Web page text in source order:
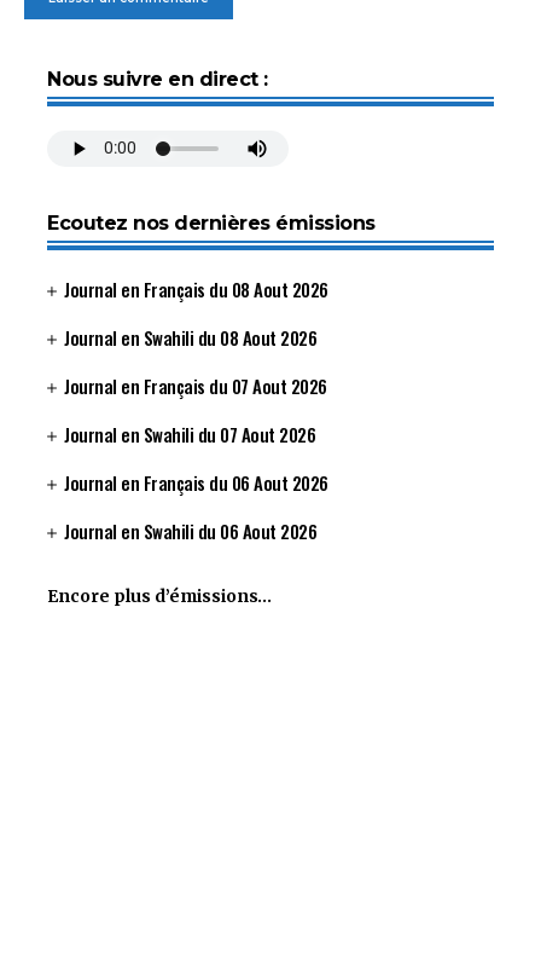
Nous suivre en direct :
Ecoutez nos dernières émissions
Journal en Français du 08 Aout 2026
Journal en Swahili du 08 Aout 2026
Journal en Français du 07 Aout 2026
Journal en Swahili du 07 Aout 2026
Journal en Français du 06 Aout 2026
Journal en Swahili du 06 Aout 2026
Encore plus d’émissions…